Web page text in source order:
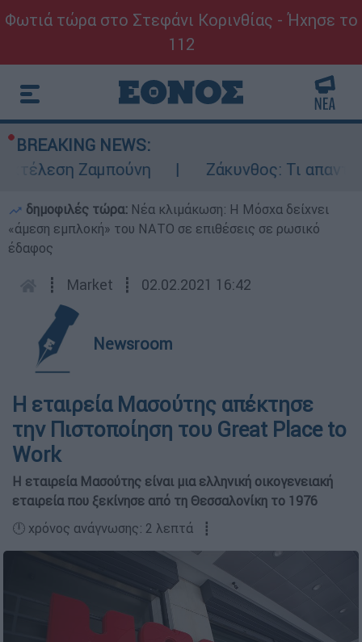
Φωτιά τώρα στο Στεφάνι Κορινθίας - Ήχησε το
112
BREAKING NEWS:
Ζαμπούνη
Ζάκυνθος: Τι απαντά
δημοφιλές τώρα: Νέα κλιμάκωση: Η Μόσχα δείχνει
«άμεση εμπλοκή» του ΝΑΤΟ σε επιθέσεις σε ρωσικό
έδαφος
┋ Market ┋ 02.02.2021 16:42
Newsroom
Η εταιρεία Μασούτης απέκτησε
την Πιστοποίηση του Great Place to
Work
Η εταιρεία Μασούτης είναι μια ελληνική οικογενειακή
εταιρεία που ξεκίνησε από τη Θεσσαλονίκη το 1976
🕛 χρόνος ανάγνωσης: 2 λεπτά ┋